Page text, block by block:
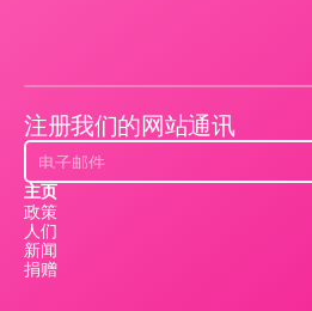
注册我们的网站通讯
主页
政策
人们
新闻
捐赠